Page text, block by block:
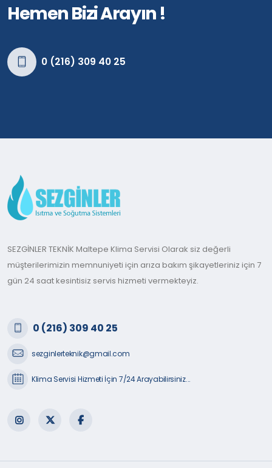
Hemen Bizi Arayın !
0 (216) 309 40 25
SEZGİNLER TEKNİK Maltepe Klima Servisi Olarak siz değerli
müşterilerimizin memnuniyeti için arıza bakım şikayetleriniz için 7
gün 24 saat kesintisiz servis hizmeti vermekteyiz.
0 (216) 309 40 25
sezginlerteknik@gmail.com
Klima Servisi Hizmeti İçin 7/24 Arayabilirsiniz...